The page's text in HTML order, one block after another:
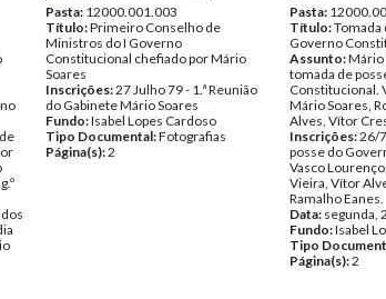
Pasta: 12000.001.003
Título:Primeiro Conselho de
Ministros do I Governo
Constitucional chefiado por Mário
Soares
Inscrições:27 Julho 79 - 1.ª Reunião
do Gabinete Mário Soares
Fundo:Isabel Lopes Cardoso
Tipo Documental:Fotografias
Página(s):2
Pasta:
Título:Tomada
Governo
Assunto:Mário
tomada de
Constitucional.
Mário Soares,
Alves, Vítor
Inscrições:26/
posse do
Vasco
Vieira, Vítor
Ramalho Eanes.
Data: segunda,
Fundo:Isabel
Tipo
Página(s):2